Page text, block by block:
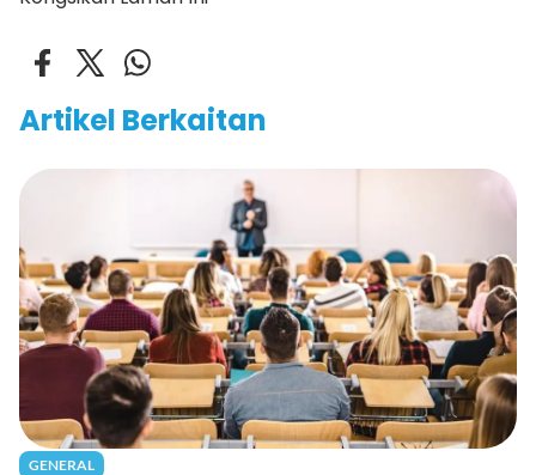
Artikel Berkaitan
GENERAL